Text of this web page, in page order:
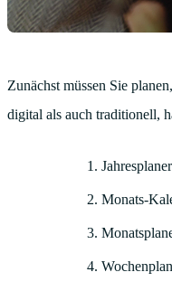
Zunächst müssen Sie
digital als auch traditionell,
Jahresplaner
Monats-